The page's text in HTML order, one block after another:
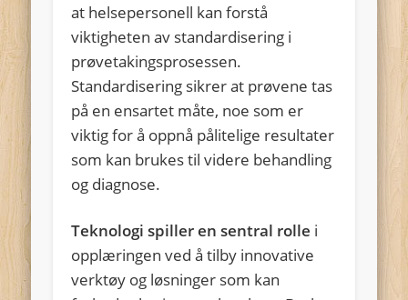
at helsepersonell kan forstå
viktigheten av standardisering i
prøvetakingsprosessen.
Standardisering sikrer at prøvene tas
på en ensartet måte, noe som er
viktig for å oppnå pålitelige resultater
som kan brukes til videre behandling
og diagnose.
Teknologi spiller en sentral rolle i
opplæringen ved å tilby innovative
verktøy og løsninger som kan